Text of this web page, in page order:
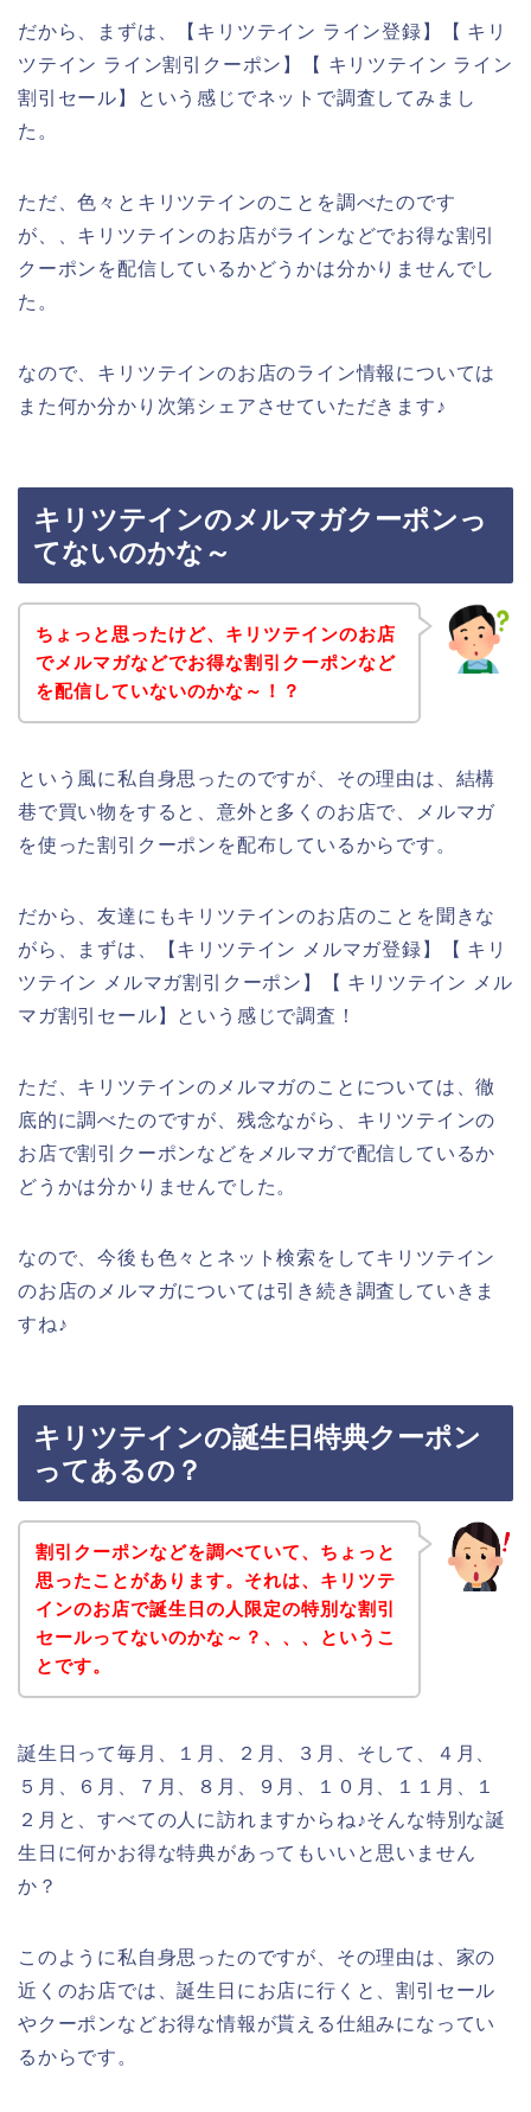
だから、まずは、【キリツテイン ライン登録】【 キリ
ツテイン ライン割引クーポン】【 キリツテイン ライン
割引セール】という感じでネットで調査してみまし
た。
ただ、色々とキリツテインのことを調べたのです
が、、キリツテインのお店がラインなどでお得な割引
クーポンを配信しているかどうかは分かりませんでし
た。
なので、キリツテインのお店のライン情報については
また何か分かり次第シェアさせていただきます♪
キリツテインのメルマガクーポンっ
てないのかな～
ちょっと思ったけど、キリツテインのお店
でメルマガなどでお得な割引クーポンなど
を配信していないのかな～！？
という風に私自身思ったのですが、その理由は、結構
巷で買い物をすると、意外と多くのお店で、メルマガ
を使った割引クーポンを配布しているからです。
だから、友達にもキリツテインのお店のことを聞きな
がら、まずは、【キリツテイン メルマガ登録】【 キリ
ツテイン メルマガ割引クーポン】【 キリツテイン メル
マガ割引セール】という感じで調査！
ただ、キリツテインのメルマガのことについては、徹
底的に調べたのですが、残念ながら、キリツテインの
お店で割引クーポンなどをメルマガで配信しているか
どうかは分かりませんでした。
なので、今後も色々とネット検索をしてキリツテイン
のお店のメルマガについては引き続き調査していきま
すね♪
キリツテインの誕生日特典クーポン
ってあるの？
割引クーポンなどを調べていて、ちょっと
思ったことがあります。それは、キリツテ
インのお店で誕生日の人限定の特別な割引
セールってないのかな～？、、、というこ
とです。
誕生日って毎月、１月、２月、３月、そして、４月、
５月、６月、７月、８月、９月、１０月、１１月、１
２月と、すべての人に訪れますからね♪そんな特別な誕
生日に何かお得な特典があってもいいと思いません
か？
このように私自身思ったのですが、その理由は、家の
近くのお店では、誕生日にお店に行くと、割引セール
やクーポンなどお得な情報が貰える仕組みになってい
るからです。